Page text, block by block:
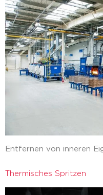
Entfernen von inneren
Thermisches Spritzen